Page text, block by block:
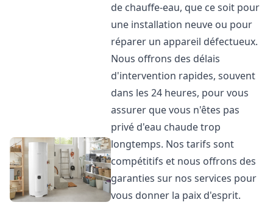
de chauffe-eau, que ce soit pour
une installation neuve ou pour
réparer un appareil défectueux.
Nous offrons des délais
d'intervention rapides, souvent
dans les 24 heures, pour vous
assurer que vous n'êtes pas
privé d'eau chaude trop
longtemps. Nos tarifs sont
compétitifs et nous offrons des
garanties sur nos services pour
vous donner la paix d'esprit.